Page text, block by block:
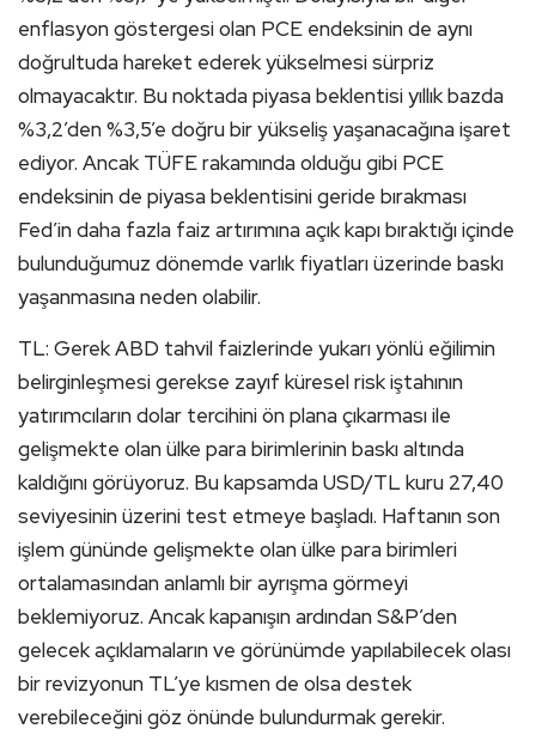
enflasyon göstergesi olan PCE endeksinin de aynı
doğrultuda hareket ederek yükselmesi sürpriz
olmayacaktır. Bu noktada piyasa beklentisi yıllık bazda
%3,2’den %3,5’e doğru bir yükseliş yaşanacağına işaret
ediyor. Ancak TÜFE rakamında olduğu gibi PCE
endeksinin de piyasa beklentisini geride bırakması
Fed’in daha fazla faiz artırımına açık kapı bıraktığı içinde
bulunduğumuz dönemde varlık fiyatları üzerinde baskı
yaşanmasına neden olabilir.
TL: Gerek ABD tahvil faizlerinde yukarı yönlü eğilimin
belirginleşmesi gerekse zayıf küresel risk iştahının
yatırımcıların dolar tercihini ön plana çıkarması ile
gelişmekte olan ülke para birimlerinin baskı altında
kaldığını görüyoruz. Bu kapsamda USD/TL kuru 27,40
seviyesinin üzerini test etmeye başladı. Haftanın son
işlem gününde gelişmekte olan ülke para birimleri
ortalamasından anlamlı bir ayrışma görmeyi
beklemiyoruz. Ancak kapanışın ardından S&P’den
gelecek açıklamaların ve görünümde yapılabilecek olası
bir revizyonun TL’ye kısmen de olsa destek
verebileceğini göz önünde bulundurmak gerekir.